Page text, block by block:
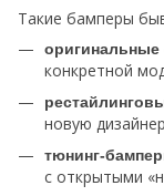
Такие бамперы
оригинальные
конкретной
новую
с открытыми